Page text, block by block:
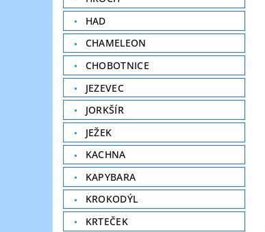
HAD
CHAMELEON
CHOBOTNICE
JEZEVEC
JORKŠÍR
JEŽEK
KACHNA
KAPYBARA
KROKODÝL
KRTEČEK